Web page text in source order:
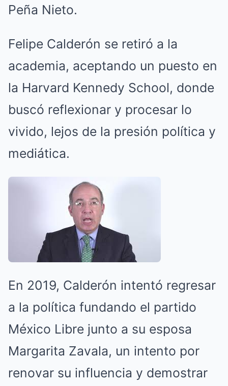
Peña Nieto.
Felipe Calderón se retiró a la
academia, aceptando un puesto en
la Harvard Kennedy School, donde
buscó reflexionar y procesar lo
vivido, lejos de la presión política y
mediática.
En 2019, Calderón intentó regresar
a la política fundando el partido
México Libre junto a su esposa
Margarita Zavala, un intento por
renovar su influencia y demostrar